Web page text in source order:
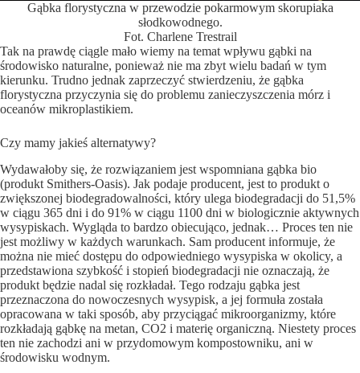
Gąbka florystyczna w przewodzie pokarmowym skorupiaka
słodkowodnego.
Fot. Charlene Trestrail
Tak na prawdę ciągle mało wiemy na temat wpływu gąbki na
środowisko naturalne, ponieważ nie ma zbyt wielu badań w tym
kierunku. Trudno jednak zaprzeczyć stwierdzeniu, że gąbka
florystyczna przyczynia się do problemu zanieczyszczenia mórz i
oceanów mikroplastikiem.
Czy mamy jakieś alternatywy?
Wydawałoby się, że rozwiązaniem jest wspomniana gąbka bio
(produkt Smithers-Oasis). Jak podaje producent, jest to produkt o
zwiększonej biodegradowalności, który ulega biodegradacji do 51,5%
w ciągu 365 dni i do 91% w ciągu 1100 dni w biologicznie aktywnych
wysypiskach. Wygląda to bardzo obiecująco, jednak… Proces ten nie
jest możliwy w każdych warunkach. Sam producent informuje, że
można nie mieć dostępu do odpowiedniego wysypiska w okolicy, a
przedstawiona szybkość i stopień biodegradacji nie oznaczają, że
produkt będzie nadal się rozkładał. Tego rodzaju gąbka jest
przeznaczona do nowoczesnych wysypisk, a jej formuła została
opracowana w taki sposób, aby przyciągać mikroorganizmy, które
rozkładają gąbkę na metan, CO2 i materię organiczną. Niestety proces
ten nie zachodzi ani w przydomowym kompostowniku, ani w
środowisku wodnym.